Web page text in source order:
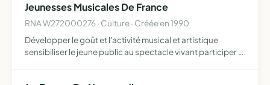
de…
Jeunesses Musicales De France
RNA W272000276 · Culture · Créée en 1990
Développer le goût et l'activité musical et artistique
sensibiliser le jeune public au spectacle vivant participer à